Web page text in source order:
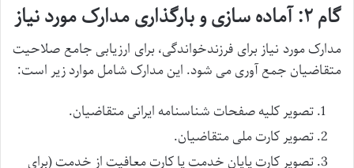
گام ۲: آماده سازی و بارگذاری مدارک مورد نیاز
مدارک مورد نیاز برای فرزندخواندگی، برای ارزیابی جامع صلاحیت
متقاضیان جمع آوری می شود. این مدارک شامل موارد زیر است:
تصویر کلیه صفحات شناسنامه ایرانی متقاضیان.
تصویر کارت ملی متقاضیان.
تصویر کارت پایان خدمت یا کارت معافیت از خدمت (برای